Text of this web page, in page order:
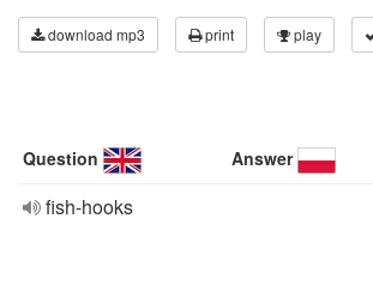
download mp3 print play
Question Answer
fish-hooks